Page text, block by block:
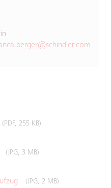
(PDF, 255 KB)
(JPG, 3 MB)
(JPG, 2 MB)